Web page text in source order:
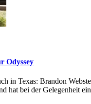
Odyssey
in Texas: Brandon
hat bei der Gelegenheit